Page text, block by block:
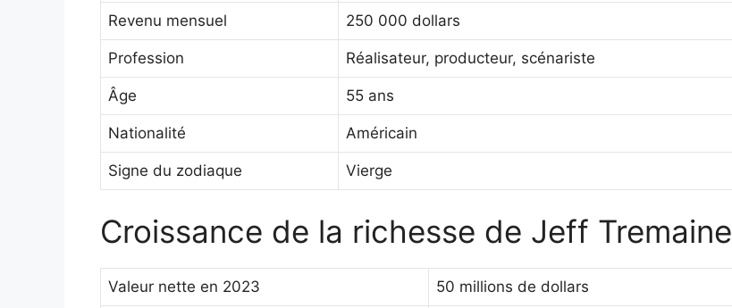
Revenu mensuel 250 000 dollars
Profession Réalisateur, producteur, scénariste
Âge 55 ans
Nationalité Américain
Signe du zodiaque Vierge
Croissance de la richesse de Jeff Tremaine
Valeur nette en 2023 50 millions de dollars